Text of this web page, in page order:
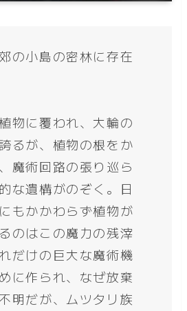
の小島の密林に存在
物に覆われ、大輪の
るが、植物の根をか
魔術回路の張り巡ら
な遺構がのぞく。日
もかかわらず植物が
のはこの魔力の残滓
だけの巨大な魔術機
に作られ、なぜ放棄
明だが、ムツタリ族